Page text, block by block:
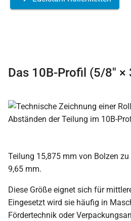
Das 10B-Profil (5/8″ ×
Teilung 15,875 mm von Bolzen
9,65 mm.
Diese Größe eignet sich für
Eingesetzt wird sie häufig in
Fördertechnik oder